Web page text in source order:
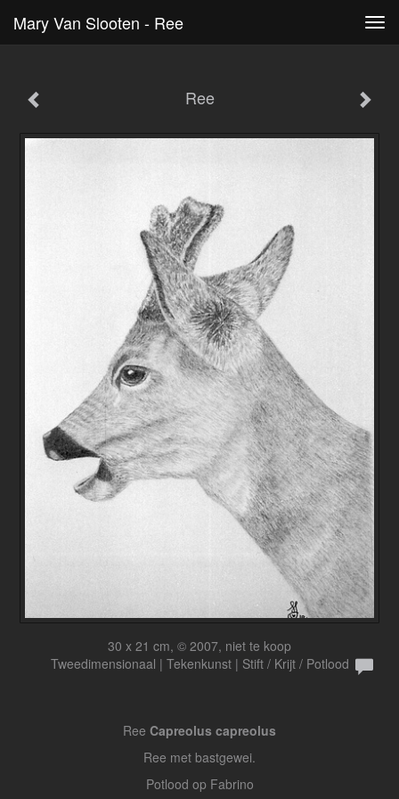
Mary Van Slooten - Ree
Ree
30 x 21 cm, © 2007, niet te koop
Tweedimensionaal | Tekenkunst | Stift / Krijt / Potlood
Ree Capreolus capreolus
Ree met bastgewei.
Potlood op Fabrino